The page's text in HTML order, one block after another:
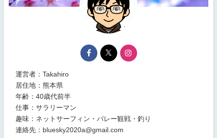
運営者：Takahiro
居住地：熊本県
年齢：40歳代前半
仕事：サラリーマン
趣味：ネットサーフィン・バレー観戦・釣り
連絡先：bluesky2020a@gmail.com